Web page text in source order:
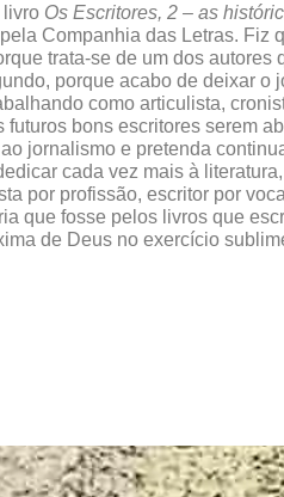
livro Os Escritores, 2 – as
Companhia das Letras. Fiz
trata-se de um dos
porque acabo de deixar o
como articulista,
bons escritores serem
jornalismo e pretenda
cada vez mais à
por profissão, escritor por
que fosse pelos livros que
de Deus no exercício